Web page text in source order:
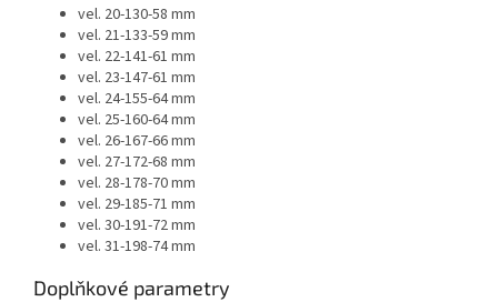
vel. 20-130-58 mm
vel. 21-133-59 mm
vel. 22-141-61 mm
vel. 23-147-61 mm
vel. 24-155-64 mm
vel. 25-160-64 mm
vel. 26-167-66 mm
vel. 27-172-68 mm
vel. 28-178-70 mm
vel. 29-185-71 mm
vel. 30-191-72 mm
vel. 31-198-74 mm
Doplňkové parametry